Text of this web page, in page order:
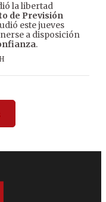
la libertad
de Previsión
este jueves
a disposición
.